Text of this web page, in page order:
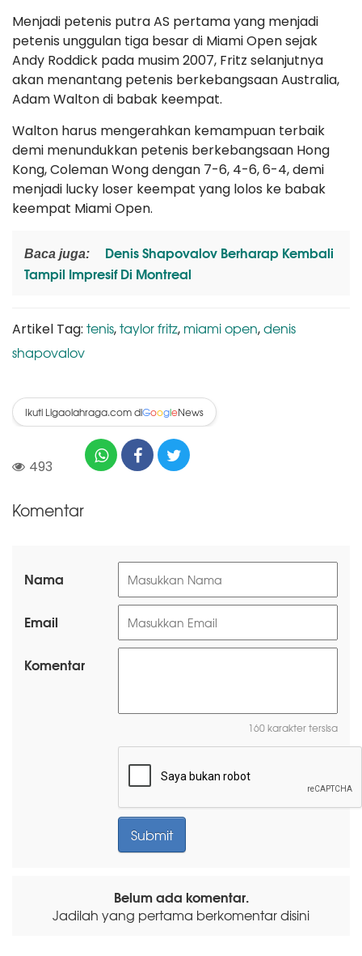
Menjadi petenis putra AS pertama yang menjadi
petenis unggulan tiga besar di Miami Open sejak
Andy Roddick pada musim 2007, Fritz selanjutnya
akan menantang petenis berkebangsaan Australia,
Adam Walton di babak keempat.
Walton harus mengerahkan kemampuan terbaik
demi menundukkan petenis berkebangsaan Hong
Kong, Coleman Wong dengan 7-6, 4-6, 6-4, demi
menjadi lucky loser keempat yang lolos ke babak
keempat Miami Open.
Baca juga:
Denis Shapovalov Berharap Kembali
Tampil Impresif Di Montreal
Artikel Tag: tenis,taylor fritz, miami open,denis
shapovalov
Ikuti Ligaolahraga.com diGoogleNews
493
Komentar
Nama
Email
Komentar
160 karakter tersisa
Belum ada komentar.
Jadilah yang pertama berkomentar disini